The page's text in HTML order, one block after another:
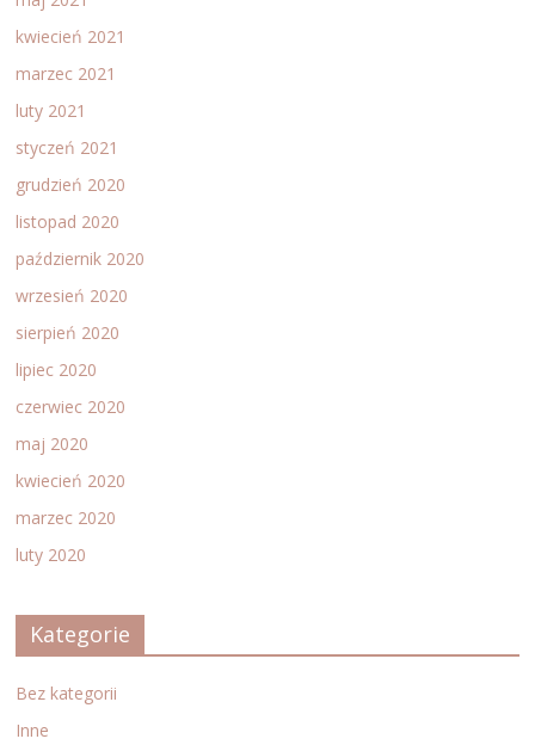
kwiecień 2021
marzec 2021
luty 2021
styczeń 2021
grudzień 2020
listopad 2020
październik 2020
wrzesień 2020
sierpień 2020
lipiec 2020
czerwiec 2020
maj 2020
kwiecień 2020
marzec 2020
luty 2020
Kategorie
Bez kategorii
Inne